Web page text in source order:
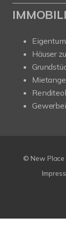
Häuser
© New Place